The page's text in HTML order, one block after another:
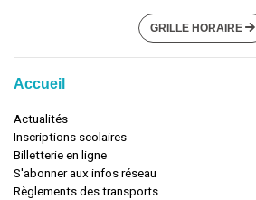
GRILLE HORAIRE
Accueil
Actualités
Inscriptions scolaires
Billetterie en ligne
S'abonner aux infos réseau
Règlements des transports